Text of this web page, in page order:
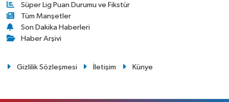
Süper Lig Puan Durumu ve Fikstür
Tüm Manşetler
Son Dakika Haberleri
Haber Arşivi
Gizlilik Sözleşmesi İletişim Künye